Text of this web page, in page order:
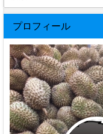
プロフィール